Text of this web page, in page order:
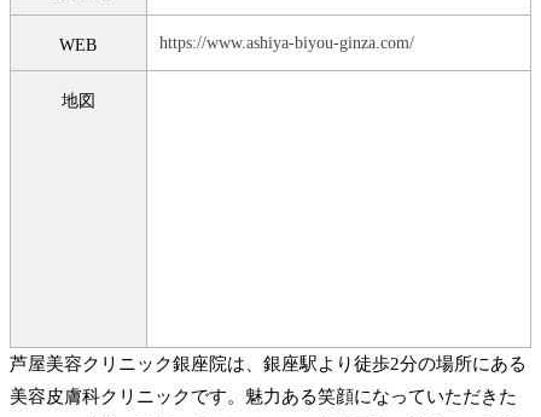
WEB https://www.ashiya-biyou-ginza.com/
地図
芦屋美容クリニック銀座院は、銀座駅より徒歩2分の場所にある
美容皮膚科クリニックです。魅力ある笑顔になっていただきた